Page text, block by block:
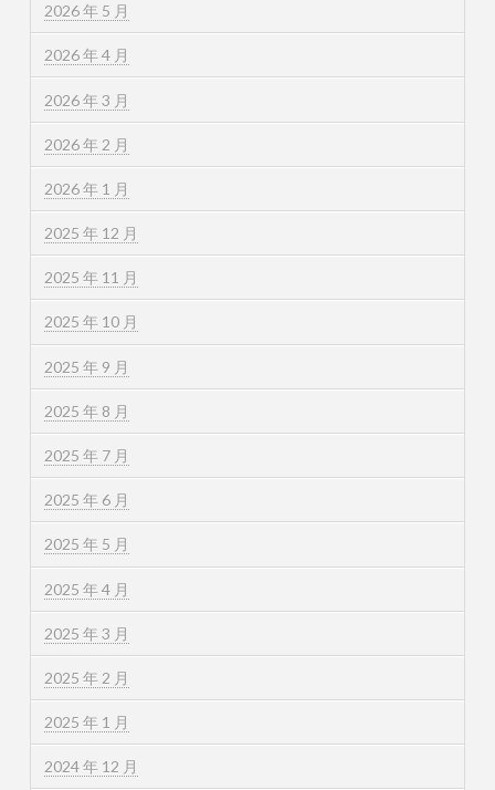
2026 年 5 月
2026 年 4 月
2026 年 3 月
2026 年 2 月
2026 年 1 月
2025 年 12 月
2025 年 11 月
2025 年 10 月
2025 年 9 月
2025 年 8 月
2025 年 7 月
2025 年 6 月
2025 年 5 月
2025 年 4 月
2025 年 3 月
2025 年 2 月
2025 年 1 月
2024 年 12 月